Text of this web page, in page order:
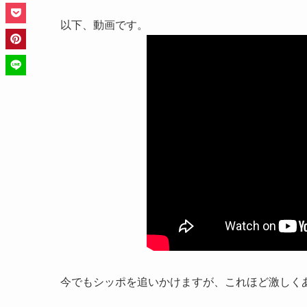
以下、動画です。
今でもシッポを追いかけますが、これほど激しく